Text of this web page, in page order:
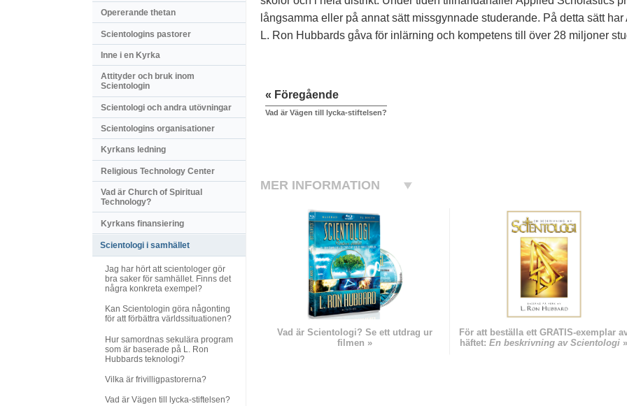
långsamma eller på annat sätt missgynnade studerande. På detta sätt
L. Ron Hubbards gåva för inlärning och kompetens till över 28 miljoner
« Föregående
Vad är Vägen till lycka-stiftelsen?
MER INFORMATION
Vad är Scientologi? Se ett utdrag ur
filmen »
För att beställa ett GRATIS-exemplar
häftet:En beskrivning av Scientologi »
Opererande thetan
Scientologins pastorer
Inne i en Kyrka
Attityder och bruk inom
Scientologin
Scientologi och andra utövningar
Scientologins organisationer
Kyrkans ledning
Religious Technology Center
Vad är Church of Spiritual
Technology?
Kyrkans finansiering
Scientologi i samhället
Jag har hört att scientologer gör
bra saker för samhället. Finns det
några konkreta exempel?
Kan Scientologin göra någonting
för att förbättra världssituationen?
Hur samordnas sekulära program
som är baserade på L. Ron
Hubbards teknologi?
Vilka är frivilligpastorerna?
Vad är Vägen till lycka-stiftelsen?